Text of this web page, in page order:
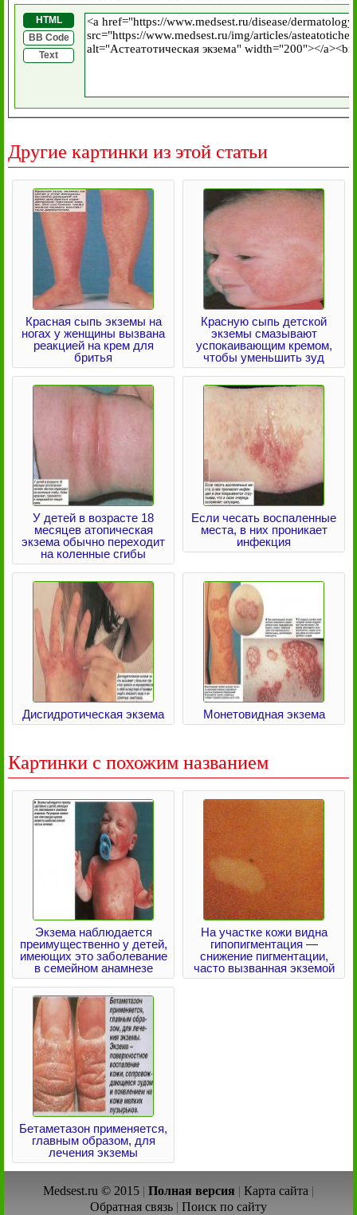
HTML
BB Code
Text
Другие картинки из этой статьи
Красная сыпь экземы на
ногах у женщины вызвана
реакцией на крем для
бритья
Красную сыпь детской
экземы смазывают
успокаивающим кремом,
чтобы уменьшить зуд
У детей в возрасте 18
месяцев атопическая
экзема обычно переходит
на коленные сгибы
Если чесать воспаленные
места, в них проникает
инфекция
Дисгидротическая экзема Монетовидная экзема
Картинки с похожим названием
Экзема наблюдается
преимущественно у детей,
имеющих это заболевание
в семейном анамнезе
На участке кожи видна
гипопигментация —
снижение пигментации,
часто вызванная экземой
Бетаметазон применяется,
главным образом, для
лечения экземы
Medsest.ru © 2015 | Полная версия | Карта сайта |
Обратная связь | Поиск по сайту